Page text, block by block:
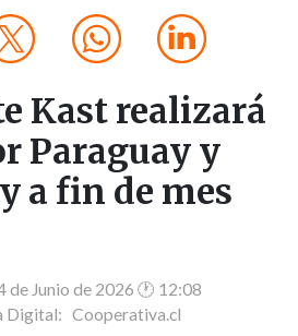
Kast realizará
Paraguay y
a fin de mes
Junio de 2026 🕐 12:08
Digital: Cooperativa.cl